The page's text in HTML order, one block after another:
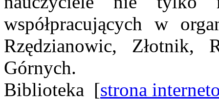
współpracujących w
Rzędzianowic, Złotnik,
Górnych.
Biblioteka [strona